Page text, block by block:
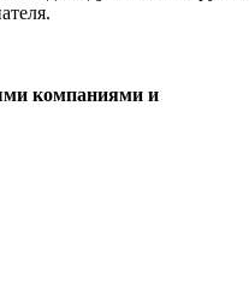
компаниями и